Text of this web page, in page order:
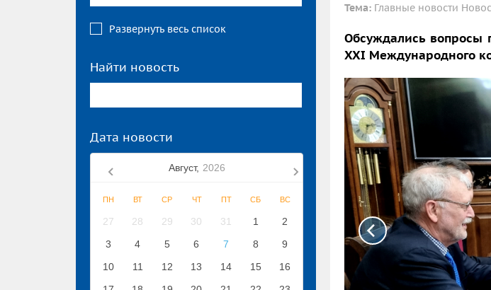
Развернуть весь список
Найти новость
Дата новости
Август, 2026
ПН ВТ СР ЧТ ПТ СБ ВС
27 28 29 30 31 1
2
3
4 5 6 7 8
9
10
11 12 13 14 15
16
Тема: Главные новости
Обсуждались вопросы
XXI Международного